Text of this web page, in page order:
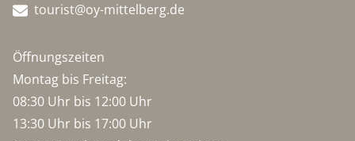
tourist@oy-mittelberg.de
Öffnungszeiten
Montag bis Freitag:
08:30 Uhr bis 12:00 Uhr
13:30 Uhr bis 17:00 Uhr